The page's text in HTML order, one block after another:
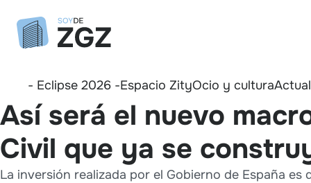
- Eclipse 2026 -Espacio ZityOcio y cultura
Así será el nuevo
Civil que ya se
La inversión realizada por el Gobierno de España